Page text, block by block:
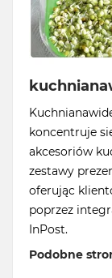
koncentruje
akcesoriów
zestawy
oferując
poprzez
InPost.
Podobne